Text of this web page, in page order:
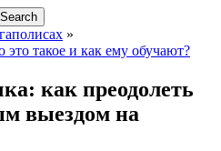
»
такое и как ему обучают?
как преодолеть
выездом на